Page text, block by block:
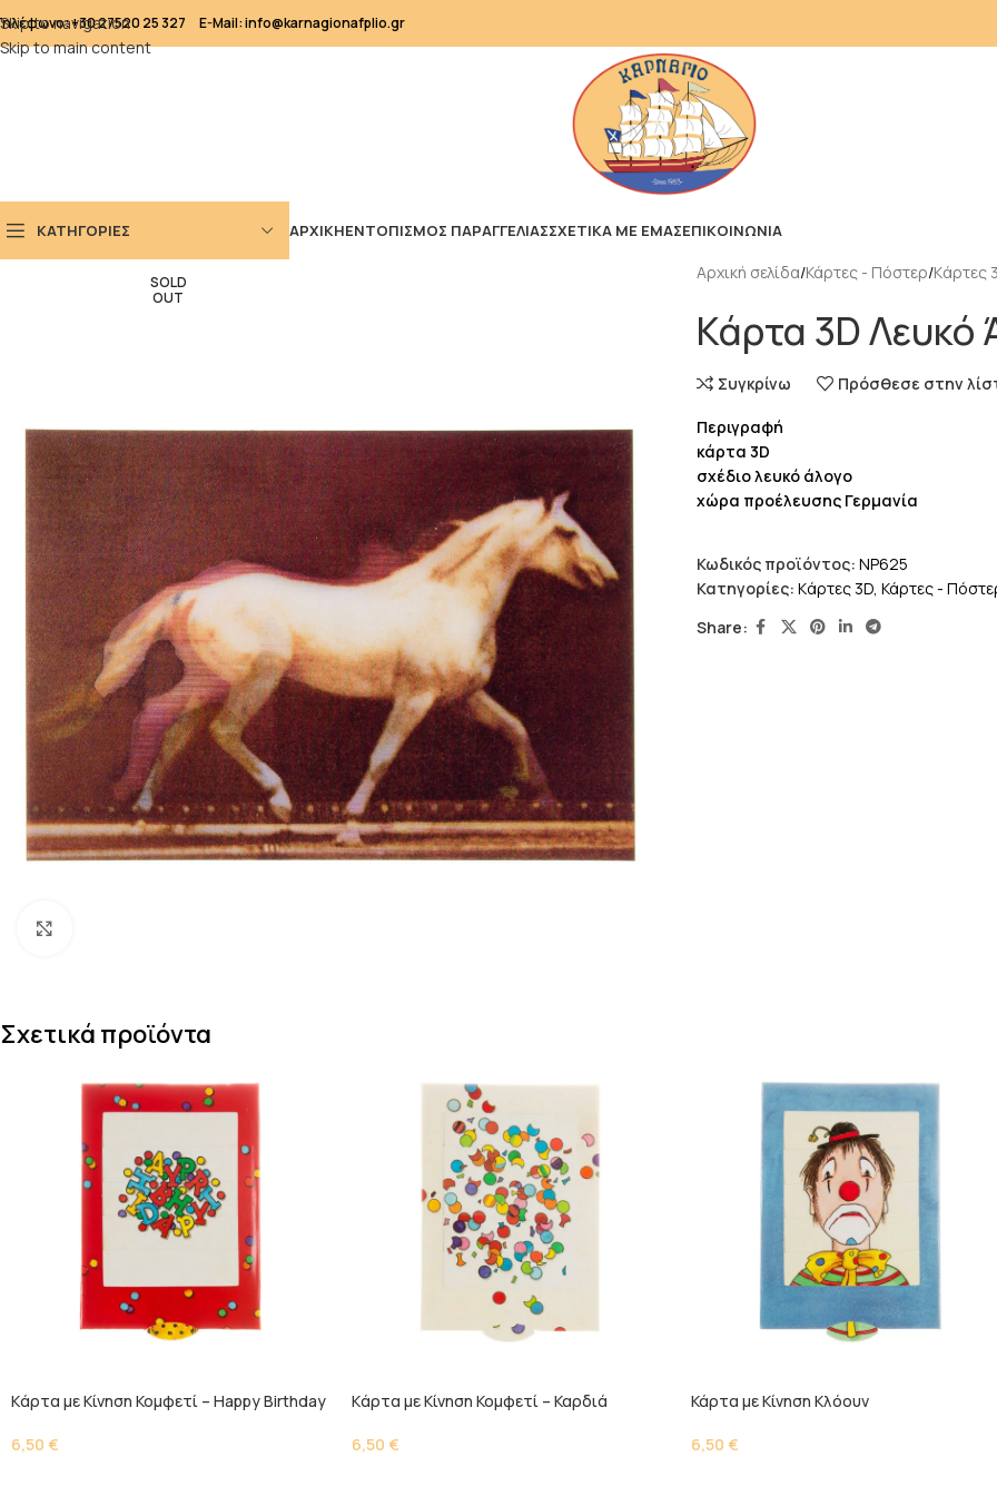
Skip to navigation
Skip to main content
+30 27520 25 327 E-Mail: info@karnagionafplio.gr
ΚΑΤΗΓΟΡΙΕΣ ΑΡΧΙΚΗΕΝΤΟΠΙΣΜΟΣ ΠΑΡΑΓΓΕΛΙΑΣΣΧΕΤΙΚΑ ΜΕ ΕΜΑΣΕΠΙΚΟΙΝΩΝΙΑ
SOLD
OUT
Αρχική σελίδα Κάρτες - Πόστερ Kάρτες
Κάρτα 3D Λευκό
Συγκρίνω Πρόσθεσε στην
Περιγραφή
κάρτα 3D
σχέδιο λευκό άλογο
χώρα προέλευσης Γερμανία
Κωδικός προϊόντος: NP625
Κατηγορίες: Kάρτες 3D, Κάρτες -
Share:
Σχετικά προϊόντα
Kάρτα με Κίνηση Κομφετί – Happy Birthday
6,50 €
Kάρτα με Κίνηση Κομφετί – Καρδιά
6,50 €
Κάρτα με Κίνηση Kλόουν
6,50 €